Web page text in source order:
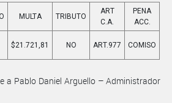
MULTA TRIBUTO
ART
C.A.
PENA
ACC.
$21.721,81 NO ART.977 COMISO
a Pablo Daniel Arguello – Administrador